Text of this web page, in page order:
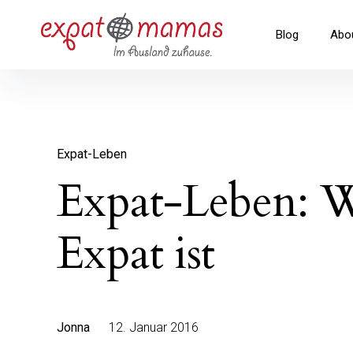
überspringenExpatmamas – im AuslandBlog
Expat-Leben
Expat-Leben:
Expat ist
Jonna 12. Januar 2016